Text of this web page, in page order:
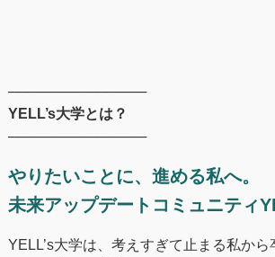
──────────────
YELL’s大学とは？
──────────────
やりたいことに、進める私へ。
未来アップデートコミュニティ
YELL’s大学は、考えすぎて止まる私か